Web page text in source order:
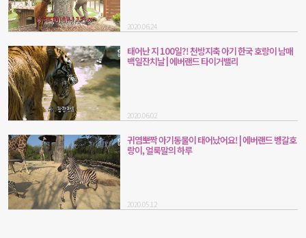
2020.06.24
태어난 지 100일?! 천방지축 아기 한국 호랑이 남매
백일잔치날 | 에버랜드 타이거밸리
2020.06.02
귀염뽀짝 아기동물이 태어났어요! | 에버랜드 벵갈호
랑이, 얼룩말의 하루
2020.05.12